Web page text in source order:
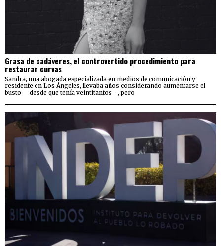
Grasa de cadáveres, el controvertido procedimiento para
restaurar curvas
Sandra, una abogada especializada en medios de comunicación y
residente en Los Ángeles, llevaba años considerando aumentarse el
busto —desde que tenía veintitantos—, pero